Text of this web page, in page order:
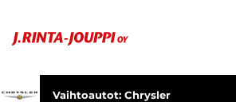
Vaihtoautot: Chrysler